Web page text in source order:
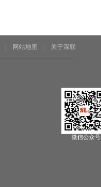
网站地图 关于深联
微信公众号